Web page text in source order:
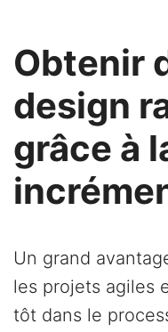
Obtenir
design
grâce à
Un grand
les projets agiles
tôt dans le